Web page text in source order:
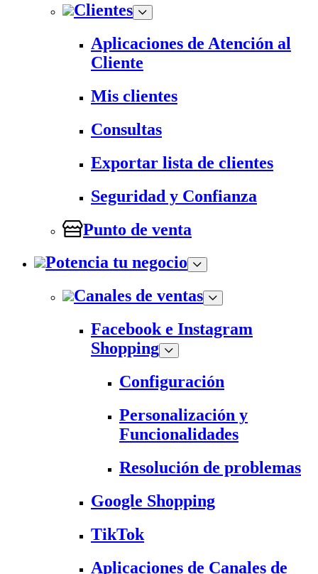
Clientes
Aplicaciones de Atención al
Cliente
Mis clientes
Consultas
Exportar lista de clientes
Seguridad y Confianza
Punto de venta
Potencia tu negocio
Canales de ventas
Facebook e Instagram
Shopping
Configuración
Personalización y
Funcionalidades
Resolución de problemas
Google Shopping
TikTok
Aplicaciones de Canales de